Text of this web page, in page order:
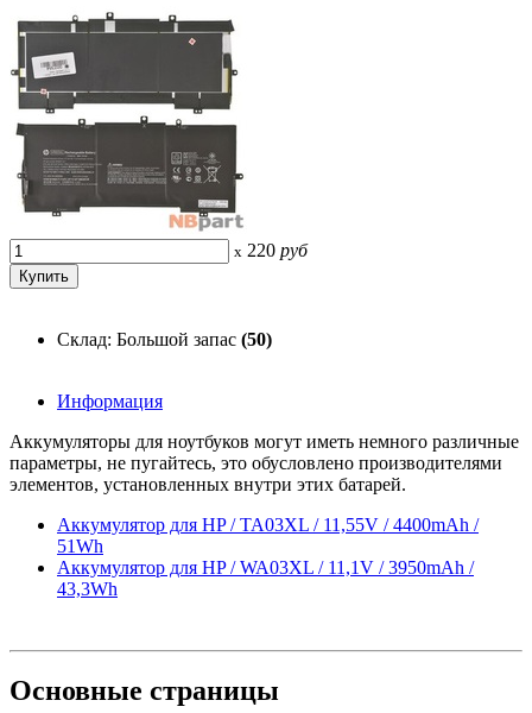
x 220 руб
Склад: Большой запас (50)
Информация
Аккумуляторы для ноутбуков могут иметь немного различные
параметры, не пугайтесь, это обусловлено производителями
элементов, установленных внутри этих батарей.
Аккумулятор для HP / TA03XL / 11,55V / 4400mAh /
51Wh
Аккумулятор для HP / WA03XL / 11,1V / 3950mAh /
43,3Wh
Основные страницы